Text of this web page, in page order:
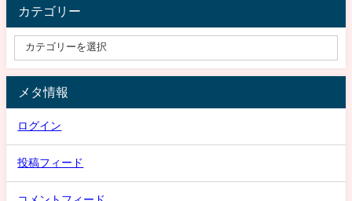
カテゴリー
メタ情報
ログイン
投稿フィード